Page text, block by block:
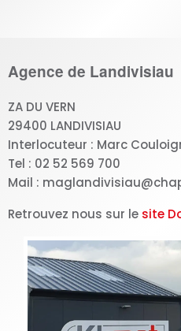
Agence de Landivisiau
ZA DU VERN
29400 LANDIVISIAU
Interlocuteur : Marc
Tel : 02 52 569 700
Mail :
Retrouvez nous sur le site